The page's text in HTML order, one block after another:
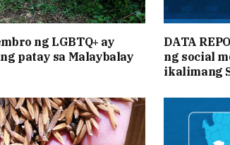
ng LGBTQ+ ay
patay sa Malaybalay
DATA
ng social
ikalimang